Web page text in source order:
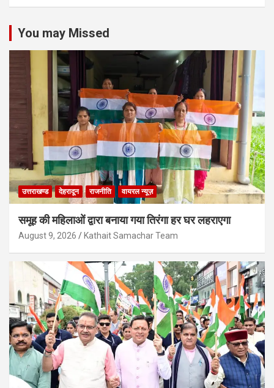
You may Missed
उत्तराखण्ड देहरादून राजनीति वायरल न्यूज़
समूह की महिलाओं द्वारा बनाया गया तिरंगा हर घर लहराएगा
August 9, 2026 Kathait Samachar Team